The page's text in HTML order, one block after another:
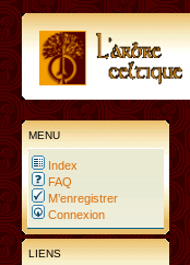
MENU
Index
FAQ
M’enregistrer
Connexion
LIENS